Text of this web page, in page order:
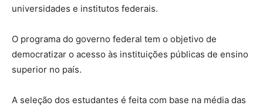
universidades e institutos federais.
O programa do governo federal tem o objetivo de
democratizar o acesso às instituições públicas de ensino
superior no país.
A seleção dos estudantes é feita com base na média das